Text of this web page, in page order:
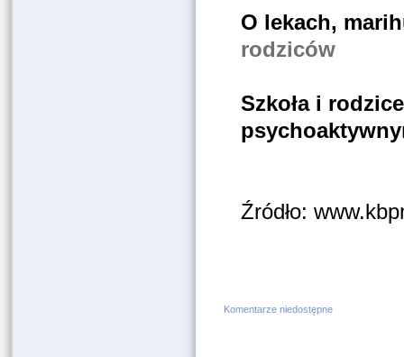
O lekach,
rodziców
Szkoła i
Źródło:
Komentarze niedostępne